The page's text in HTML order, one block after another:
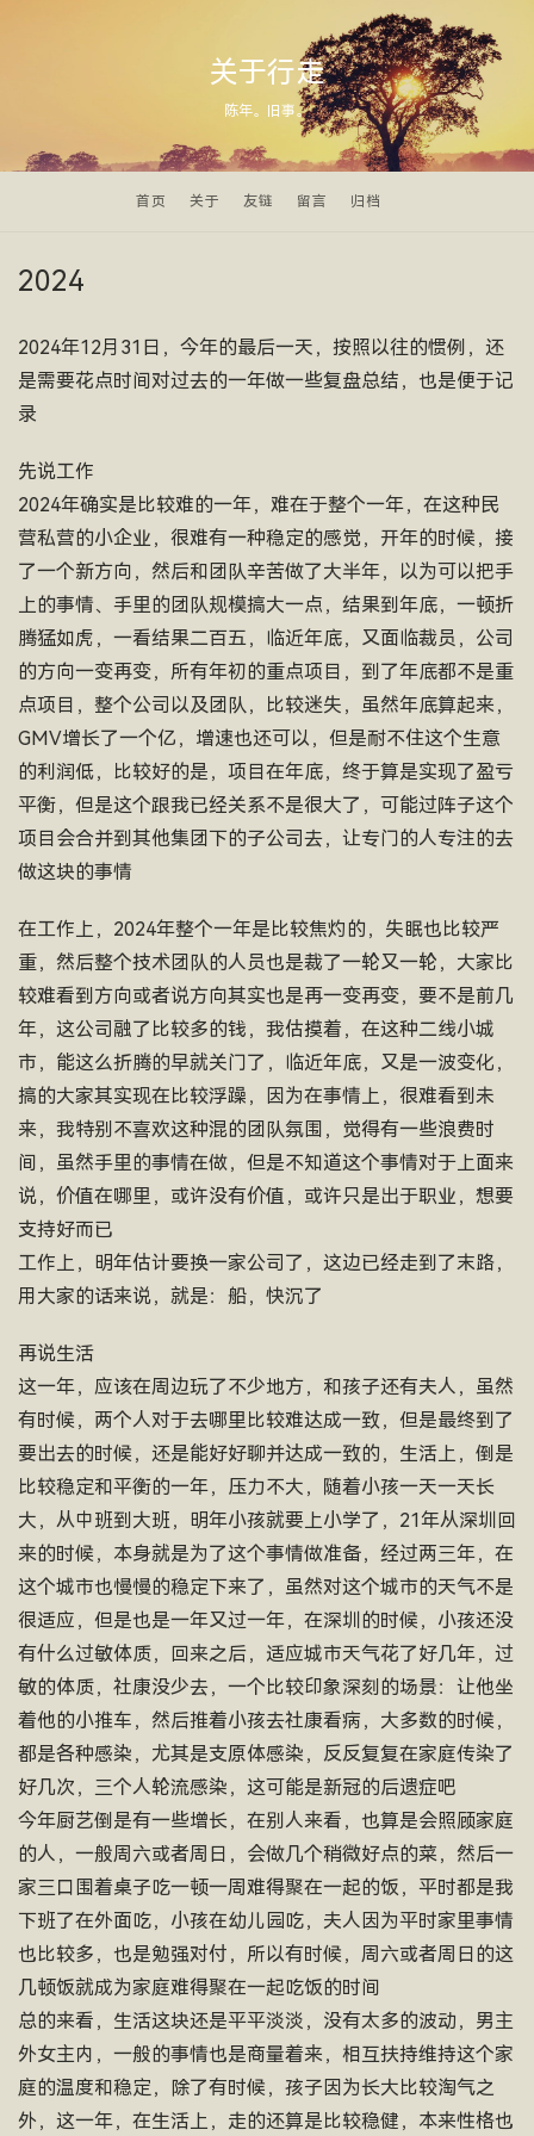
关于行走
陈年。旧事。
首页 关于 友链 留言 归档
2024
2024年12月31日，今年的最后一天，按照以往的惯例，还
是需要花点时间对过去的一年做一些复盘总结，也是便于记
录
先说工作
2024年确实是比较难的一年，难在于整个一年，在这种民
营私营的小企业，很难有一种稳定的感觉，开年的时候，接
了一个新方向，然后和团队辛苦做了大半年，以为可以把手
上的事情、手里的团队规模搞大一点，结果到年底，一顿折
腾猛如虎，一看结果二百五，临近年底，又面临裁员，公司
的方向一变再变，所有年初的重点项目，到了年底都不是重
点项目，整个公司以及团队，比较迷失，虽然年底算起来，
GMV增长了一个亿，增速也还可以，但是耐不住这个生意
的利润低，比较好的是，项目在年底，终于算是实现了盈亏
平衡，但是这个跟我已经关系不是很大了，可能过阵子这个
项目会合并到其他集团下的子公司去，让专门的人专注的去
做这块的事情
在工作上，2024年整个一年是比较焦灼的，失眠也比较严
重，然后整个技术团队的人员也是裁了一轮又一轮，大家比
较难看到方向或者说方向其实也是再一变再变，要不是前几
年，这公司融了比较多的钱，我估摸着，在这种二线小城
市，能这么折腾的早就关门了，临近年底，又是一波变化，
搞的大家其实现在比较浮躁，因为在事情上，很难看到未
来，我特别不喜欢这种混的团队氛围，觉得有一些浪费时
间，虽然手里的事情在做，但是不知道这个事情对于上面来
说，价值在哪里，或许没有价值，或许只是出于职业，想要
支持好而已
工作上，明年估计要换一家公司了，这边已经走到了末路，
用大家的话来说，就是：船，快沉了
再说生活
这一年，应该在周边玩了不少地方，和孩子还有夫人，虽然
有时候，两个人对于去哪里比较难达成一致，但是最终到了
要出去的时候，还是能好好聊并达成一致的，生活上，倒是
比较稳定和平衡的一年，压力不大，随着小孩一天一天长
大，从中班到大班，明年小孩就要上小学了，21年从深圳回
来的时候，本身就是为了这个事情做准备，经过两三年，在
这个城市也慢慢的稳定下来了，虽然对这个城市的天气不是
很适应，但是也是一年又过一年，在深圳的时候，小孩还没
有什么过敏体质，回来之后，适应城市天气花了好几年，过
敏的体质，社康没少去，一个比较印象深刻的场景：让他坐
着他的小推车，然后推着小孩去社康看病，大多数的时候，
都是各种感染，尤其是支原体感染，反反复复在家庭传染了
好几次，三个人轮流感染，这可能是新冠的后遗症吧
今年厨艺倒是有一些增长，在别人来看，也算是会照顾家庭
的人，一般周六或者周日，会做几个稍微好点的菜，然后一
家三口围着桌子吃一顿一周难得聚在一起的饭，平时都是我
下班了在外面吃，小孩在幼儿园吃，夫人因为平时家里事情
也比较多，也是勉强对付，所以有时候，周六或者周日的这
几顿饭就成为家庭难得聚在一起吃饭的时间
总的来看，生活这块还是平平淡淡，没有太多的波动，男主
外女主内，一般的事情也是商量着来，相互扶持维持这个家
庭的温度和稳定，除了有时候，孩子因为长大比较淘气之
外，这一年，在生活上，走的还算是比较稳健，本来性格也